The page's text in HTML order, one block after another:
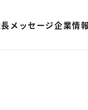
メッセージ企業情